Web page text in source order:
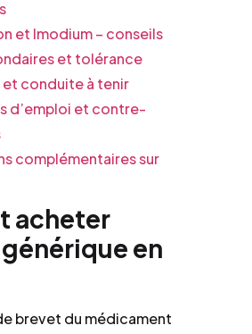
et Imodium – conseils
et tolérance
conduite à tenir
d’emploi et contre-
complémentaires sur
acheter
en
brevet du médicament